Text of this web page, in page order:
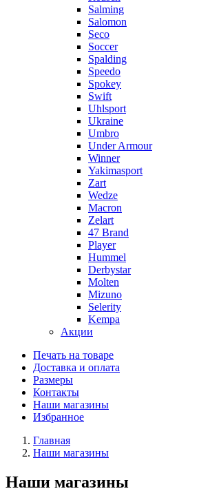
Salming
Salomon
Seco
Soccer
Spalding
Speedo
Spokey
Swift
Uhlsport
Ukraine
Umbro
Under Armour
Winner
Yakimasport
Zart
Wedze
Macron
Zelart
47 Brand
Player
Hummel
Derbystar
Molten
Mizuno
Selerity
Kempa
Акции
Печать на товаре
Доставка и оплата
Размеры
Контакты
Наши магазины
Избранное
Главная
Наши магазины
Наши магазины